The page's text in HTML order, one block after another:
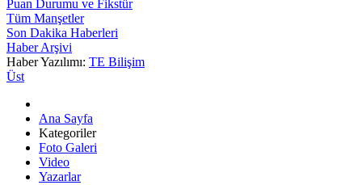
Puan Durumu ve Fikstür
Tüm Manşetler
Son Dakika Haberleri
Haber Arşivi
Haber Yazılımı: TE Bilişim
Üst
Ana Sayfa
Kategoriler
Foto Galeri
Video
Yazarlar